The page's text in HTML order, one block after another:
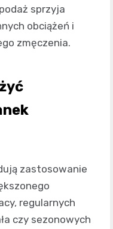
sprzyja
obciążeń i
zmęczenia.
zastosowanie
regularnych
czy sezonowych